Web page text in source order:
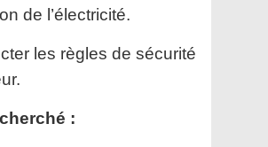
de l’électricité.
les règles de sécurité
: